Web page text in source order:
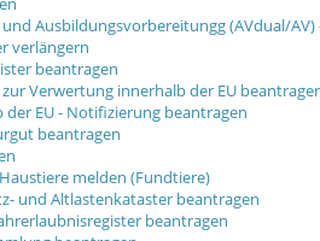
Ausbildungsvorbereitungg (AVdual/AV)
verlängern
beantragen
Verwertung innerhalb der EU
EU - Notifizierung beantragen
beantragen
melden (Fundtiere)
und Altlastenkataster beantragen
beantragen